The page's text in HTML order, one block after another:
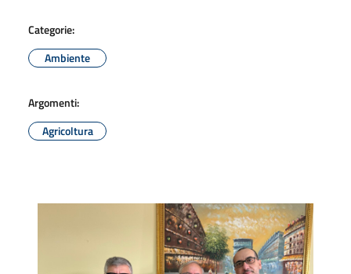
Categorie:
Ambiente
Argomenti:
Agricoltura